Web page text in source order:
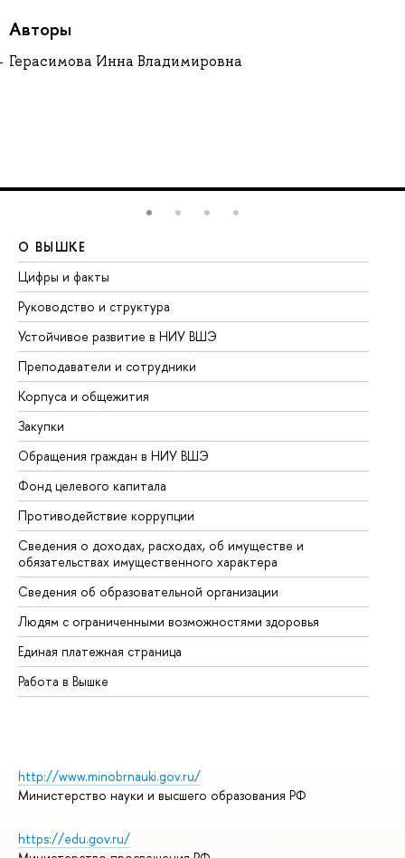
Авторы
Герасимова Инна Владимировна
О ВЫШКЕ
Цифры и факты
Руководство и структура
Устойчивое развитие в НИУ ВШЭ
Преподаватели и сотрудники
Корпуса и общежития
Закупки
Обращения граждан в НИУ ВШЭ
Фонд целевого капитала
Противодействие коррупции
Сведения о доходах, расходах, об имуществе и
обязательствах имущественного характера
Сведения об образовательной организации
Людям с ограниченными возможностями здоровья
Единая платежная страница
Работа в Вышке
http://www.minobrnauki.gov.ru/
Министерство науки и высшего образования РФ
https://edu.gov.ru/